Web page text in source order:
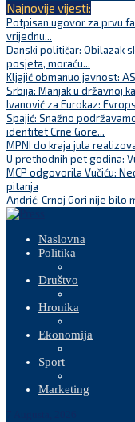
Najnovije vijesti:
Potpisan ugovor za prvu
vrijednu...
Danski političar: Obilazak
posjeta, moraću...
Kljajić obmanuo javnost:
Srbija: Manjak u državnoj
Ivanović za Eurokaz:
Spajić: Snažno
identitet Crne Gore...
MPNI do kraja jula
U prethodnih pet godina:
MCP odgovorila Vučiću:
pitanja
Andrić: Crnoj Gori nije bilo
Naslovna
Politika
Društvo
Hronika
Ekonomija
Sport
Marketing